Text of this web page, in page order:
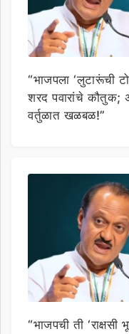
“भाजपला ‘लुटारूंची
शरद पवारांचे कौतुक;
वर्तुळात खळबळ!”
“भाजपची ती ‘राक्षसी